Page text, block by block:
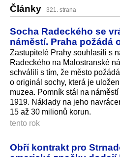
Články 321. strana
Socha Radeckého se
náměstí. Praha požádá
Zastupitelé Prahy souhlasili s
Radeckého na Malostranské
schválili s tím, že město
o originál sochy, která je
muzea. Pomník stál na
1919. Náklady na jeho
15 až 30 milionů korun.
tento rok
Obří kontrakt pro